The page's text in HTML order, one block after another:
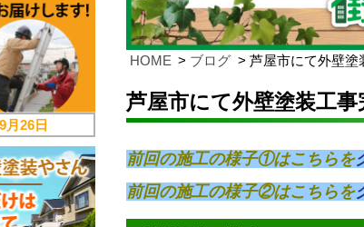
HOME ブログ 芦屋市にて外壁塗
芦屋市にて外壁塗装工事
前回の施工の様子①はこちらを
前回の施工の様子②はこちらを
月26日